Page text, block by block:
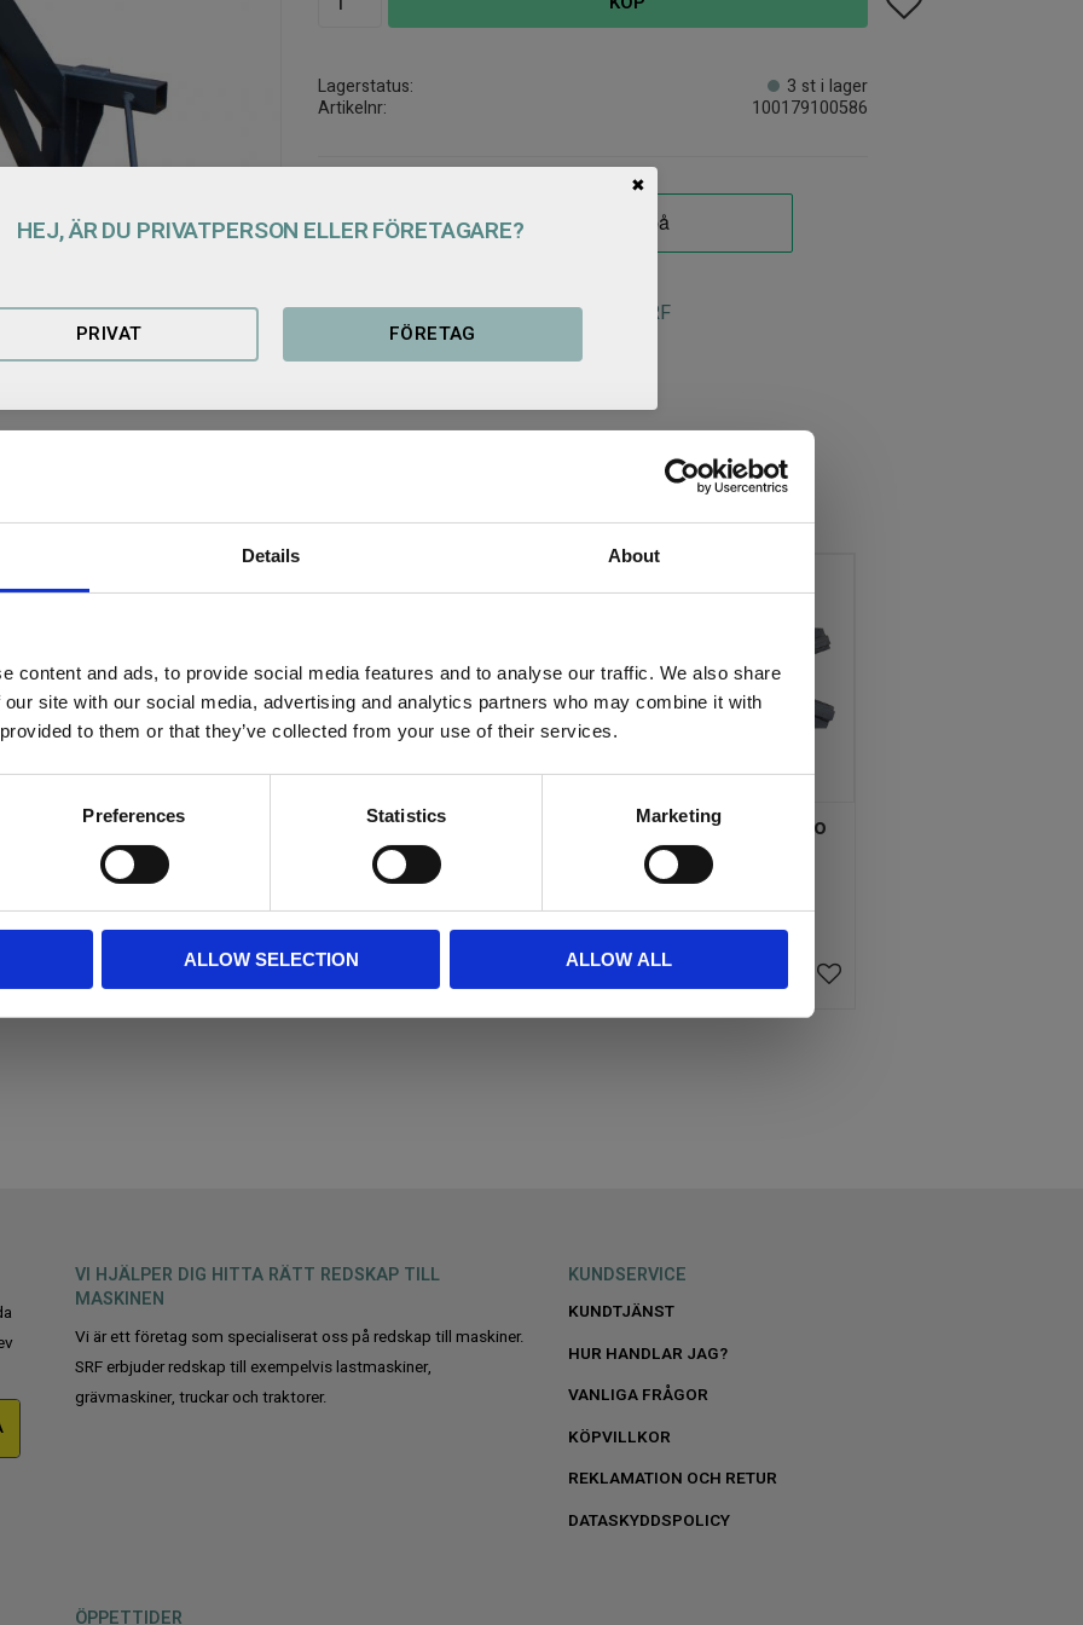
Details About
content and ads, to provide social media features and to analyse our traffic. We also share
site with our social media, advertising and analytics partners who may combine it with
to them or that they’ve collected from your use of their services.
Preferences Statistics Marketing
ALLOW SELECTION ALLOW ALL
Lagerstatus
3 st i lager
Artikelnr
100179100586
Produktblad storsäckslyft traktor SRF
Storsäckslyft Euro
Total kapacitet: 1500kg
7 900
Lägg till i favoriter
5 st i lager
Redskapsfäste Euro
Priset är angivet per par.
Lägg till i favoriter
6 par i lager
KÖP
VI HJÄLPER DIG HITTA RÄTT REDSKAP TILL
MASKINEN
Vi är ett företag som specialiserat oss på redskap till maskiner.
SRF erbjuder redskap till exempelvis lastmaskiner,
grävmaskiner, truckar och traktorer.
KUNDSERVICE
KUNDTJÄNST
HUR HANDLAR JAG?
VANLIGA FRÅGOR
KÖPVILLKOR
REKLAMATION OCH RETUR
DATASKYDDSPOLICY
ÖPPETTIDER
HEJ, ÄR DU PRIVATPERSON ELLER FÖRETAGARE?
PRIVAT FÖRETAG
✖